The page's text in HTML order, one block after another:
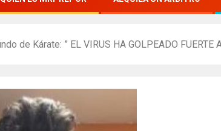
de Kárate: ” EL VIRUS HA GOLPEADO FUERTE